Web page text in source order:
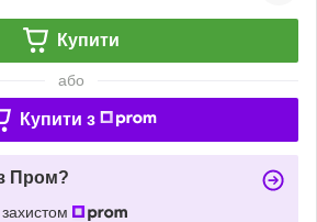
Купити
або
Купити з
Пром?